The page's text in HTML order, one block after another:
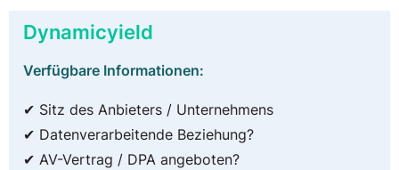
Dynamicyield
Verfügbare Informationen:
✔ Sitz des Anbieters / Unternehmens
✔ Datenverarbeitende Beziehung?
✔ AV-Vertrag / DPA angeboten?